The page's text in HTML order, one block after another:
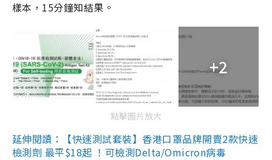
樣本，15分鐘知結果。
+2
點擊圖片放大
延伸閱讀：【快速測試套裝】香港口罩品牌開賣2款快速
檢測劑 最平$18起 ！可檢測Delta/Omicron病毒